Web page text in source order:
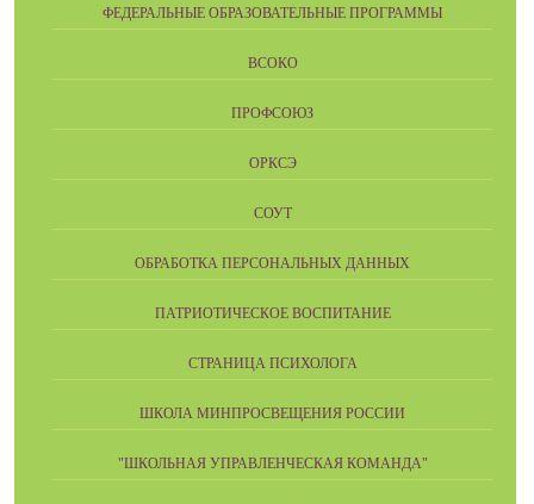
ФЕДЕРАЛЬНЫЕ ОБРАЗОВАТЕЛЬНЫЕ ПРОГРАММЫ
ВСОКО
ПРОФСОЮЗ
ОРКСЭ
СОУТ
ОБРАБОТКА ПЕРСОНАЛЬНЫХ ДАННЫХ
ПАТРИОТИЧЕСКОЕ ВОСПИТАНИЕ
СТРАНИЦА ПСИХОЛОГА
ШКОЛА МИНПРОСВЕЩЕНИЯ РОССИИ
"ШКОЛЬНАЯ УПРАВЛЕНЧЕСКАЯ КОМАНДА"